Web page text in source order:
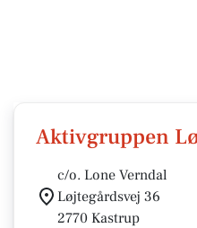
Aktivgruppen
c/o. Lone Verndal
Løjtegårdsvej 36
2770 Kastrup